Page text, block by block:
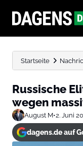
Startseite
Russische
wegen
August M•2. Juni
dagens.de auf